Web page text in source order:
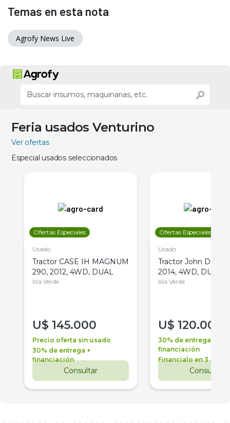
Temas en esta nota
Agrofy News Live
Feria usados Venturino
Ver ofertas
Especial usados seleccionados
Ofertas Especiales
Usado
Tractor CASE IH MAGNUM
290, 2012, 4WD, DUAL
Isla Verde
U$ 145.000
Precio oferta sin usado
30% de entrega +
financiación
Consultar
Ofertas Especiales
Usado
Tractor John Deere
2014, 4WD, DUAL
Isla Verde
U$ 120.000
30% de entrega +
financiación
Financialo en 3 años
Consultar